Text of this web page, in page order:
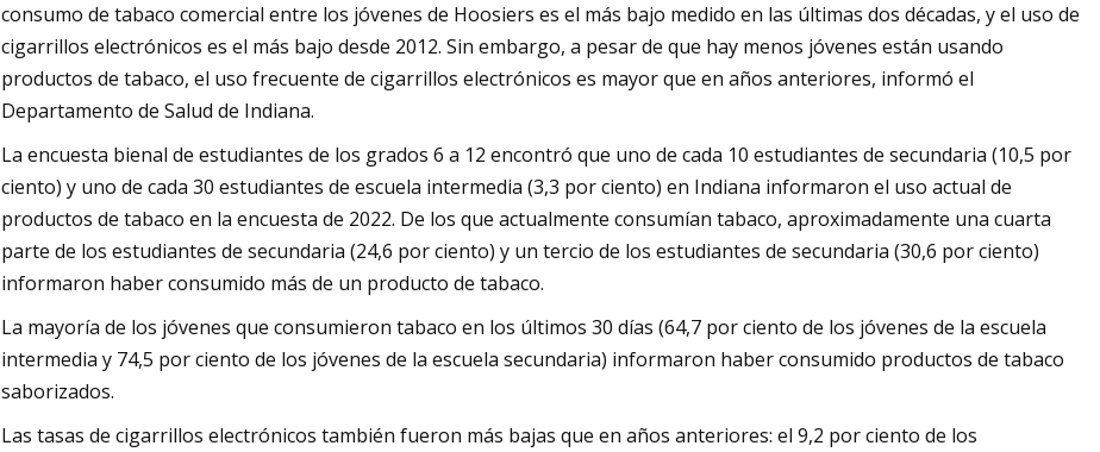
consumo de tabaco comercial entre los jóvenes de Hoosiers es el más bajo medido en las últimas dos décadas, y el uso de
cigarrillos electrónicos es el más bajo desde 2012. Sin embargo, a pesar de que hay menos jóvenes están usando
productos de tabaco, el uso frecuente de cigarrillos electrónicos es mayor que en años anteriores, informó el
Departamento de Salud de Indiana.
La encuesta bienal de estudiantes de los grados 6 a 12 encontró que uno de cada 10 estudiantes de secundaria (10,5 por
ciento) y uno de cada 30 estudiantes de escuela intermedia (3,3 por ciento) en Indiana informaron el uso actual de
productos de tabaco en la encuesta de 2022. De los que actualmente consumían tabaco, aproximadamente una cuarta
parte de los estudiantes de secundaria (24,6 por ciento) y un tercio de los estudiantes de secundaria (30,6 por ciento)
informaron haber consumido más de un producto de tabaco.
La mayoría de los jóvenes que consumieron tabaco en los últimos 30 días (64,7 por ciento de los jóvenes de la escuela
intermedia y 74,5 por ciento de los jóvenes de la escuela secundaria) informaron haber consumido productos de tabaco
saborizados.
Las tasas de cigarrillos electrónicos también fueron más bajas que en años anteriores: el 9,2 por ciento de los